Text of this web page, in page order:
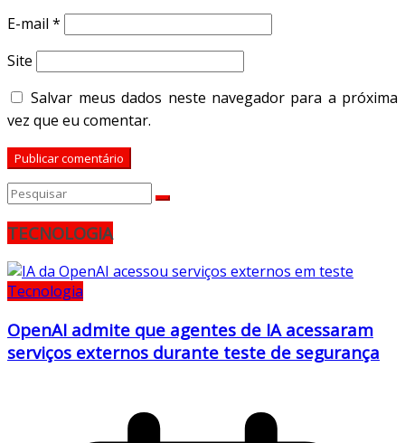
E-mail *
Site
Salvar meus dados neste navegador para a próxima
vez que eu comentar.
TECNOLOGIA
Tecnologia
OpenAI admite que agentes de IA acessaram
serviços externos durante teste de segurança